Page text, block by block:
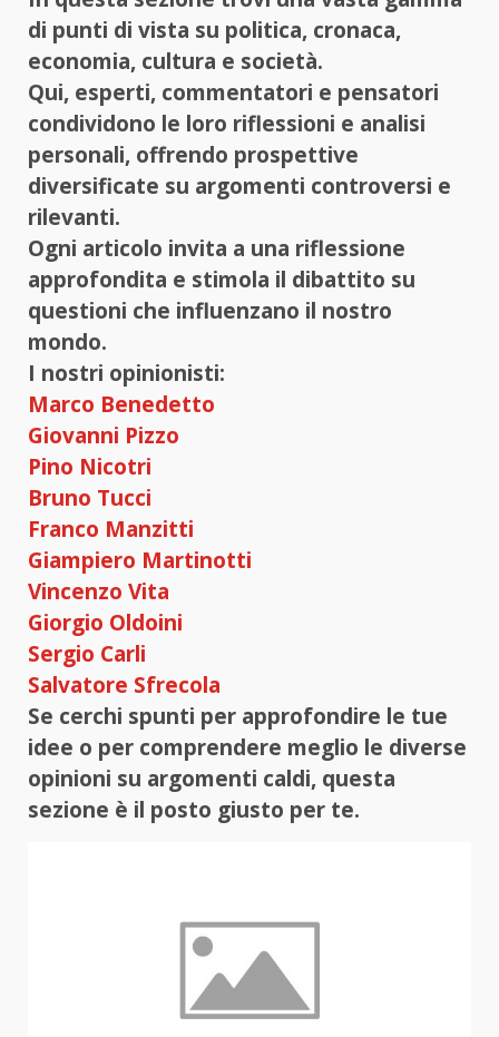
di punti di vista su politica, cronaca,
economia, cultura e società.
Qui, esperti, commentatori e pensatori
condividono le loro riflessioni e analisi
personali, offrendo prospettive
diversificate su argomenti controversi e
rilevanti.
Ogni articolo invita a una riflessione
approfondita e stimola il dibattito su
questioni che influenzano il nostro
mondo.
I nostri opinionisti:
Marco Benedetto
Giovanni Pizzo
Pino Nicotri
Bruno Tucci
Franco Manzitti
Giampiero Martinotti
Vincenzo Vita
Giorgio Oldoini
Sergio Carli
Salvatore Sfrecola
Se cerchi spunti per approfondire le tue
idee o per comprendere meglio le diverse
opinioni su argomenti caldi, questa
sezione è il posto giusto per te.